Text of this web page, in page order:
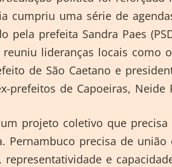
cumpriu uma série de
pela prefeita Sandra Paes
lideranças locais como
de São Caetano e
prefeitos de Capoeiras, Neide
projeto coletivo que
Pernambuco precisa de
representatividade e